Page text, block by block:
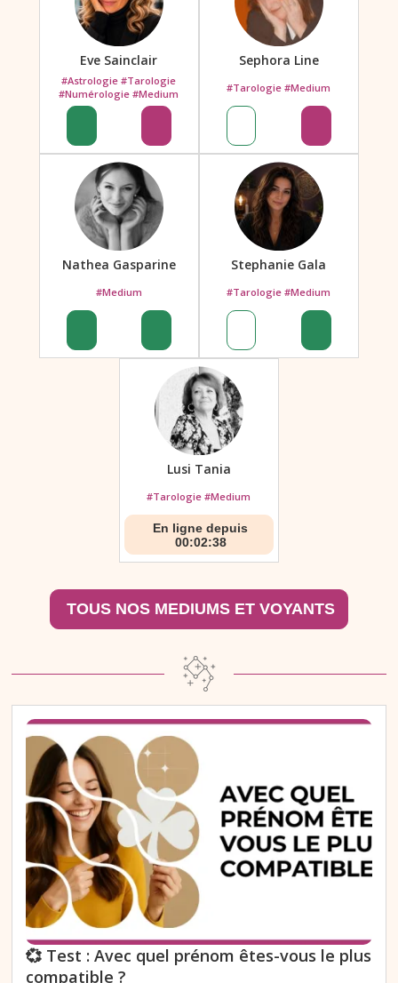
Eve Sainclair
#Astrologie #Tarologie
#Numérologie #Medium
Sephora Line
#Tarologie #Medium
Nathea Gasparine
#Medium
Stephanie Gala
#Tarologie #Medium
Lusi Tania
#Tarologie #Medium
💞 Test : Avec quel prénom êtes-vous le plus
compatible ?